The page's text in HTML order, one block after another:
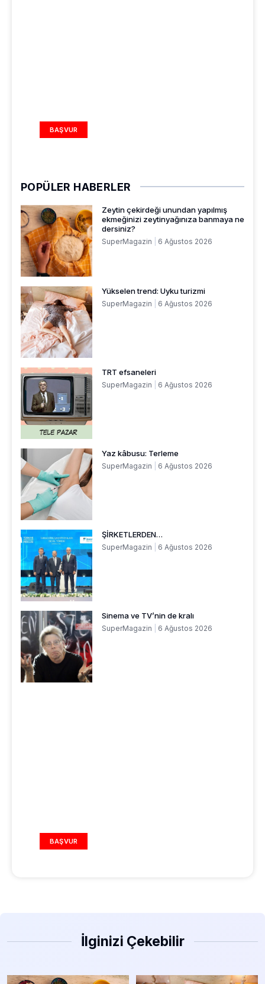
BAŞVUR
POPÜLER HABERLER
Zeytin çekirdeği unundan yapılmış
ekmeğinizi zeytinyağınıza banmaya ne
dersiniz?
SuperMagazin 6 Ağustos 2026
Yükselen trend: Uyku turizmi
SuperMagazin 6 Ağustos 2026
TRT efsaneleri
SuperMagazin 6 Ağustos 2026
Yaz kâbusu: Terleme
SuperMagazin 6 Ağustos 2026
ŞİRKETLERDEN…
SuperMagazin 6 Ağustos 2026
Sinema ve TV’nin de kralı
SuperMagazin 6 Ağustos 2026
BAŞVUR
İlginizi Çekebilir